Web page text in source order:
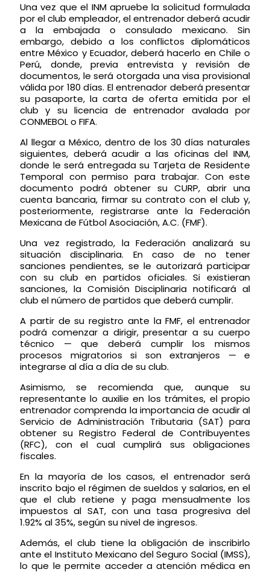
Una vez que el INM apruebe la solicitud formulada
por el club empleador, el entrenador deberá acudir
a la embajada o consulado mexicano. Sin
embargo, debido a los conflictos diplomáticos
entre México y Ecuador, deberá hacerlo en Chile o
Perú, donde, previa entrevista y revisión de
documentos, le será otorgada una visa provisional
válida por 180 días. El entrenador deberá presentar
su pasaporte, la carta de oferta emitida por el
club y su licencia de entrenador avalada por
CONMEBOL o FIFA.
Al llegar a México, dentro de los 30 días naturales
siguientes, deberá acudir a las oficinas del INM,
donde le será entregada su Tarjeta de Residente
Temporal con permiso para trabajar. Con este
documento podrá obtener su CURP, abrir una
cuenta bancaria, firmar su contrato con el club y,
posteriormente, registrarse ante la Federación
Mexicana de Fútbol Asociación, A.C. (FMF).
Una vez registrado, la Federación analizará su
situación disciplinaria. En caso de no tener
sanciones pendientes, se le autorizará participar
con su club en partidos oficiales. Si existieran
sanciones, la Comisión Disciplinaria notificará al
club el número de partidos que deberá cumplir.
A partir de su registro ante la FMF, el entrenador
podrá comenzar a dirigir, presentar a su cuerpo
técnico —
que deberá cumplir los mismos
procesos migratorios si son extranjeros
— e
integrarse al día a día de su club.
Asimismo, se recomienda que, aunque su
representante lo auxilie en los trámites, el propio
entrenador comprenda la importancia de acudir al
Servicio de Administración Tributaria (SAT) para
obtener su Registro Federal de Contribuyentes
(RFC), con el cual cumplirá sus obligaciones
fiscales.
En la mayoría de los casos, el entrenador será
inscrito bajo el régimen de sueldos y salarios, en el
que el club retiene y paga mensualmente los
impuestos al SAT, con una tasa progresiva del
1.92% al 35%, según su nivel de ingresos.
Además, el club tiene la obligación de inscribirlo
ante el Instituto Mexicano del Seguro Social (IMSS),
lo que le permite acceder a atención médica en